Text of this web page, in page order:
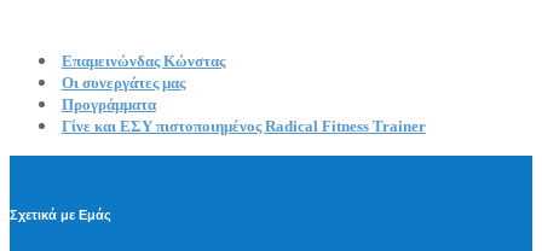
Επαμεινώνδας Κώνστας
Οι συνεργάτες μας
Προγράμματα
Γίνε και ΕΣΥ πιστοποιημένος Radical Fitness Trainer
Σχετικά με Εμάς